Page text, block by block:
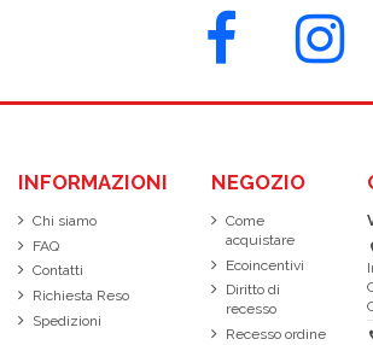
INFORMAZIONI
Chi siamo
FAQ
Contatti
Richiesta Reso
Spedizioni
NEGOZIO
Come
acquistare
Ecoincentivi
Diritto di
recesso
Recesso ordine